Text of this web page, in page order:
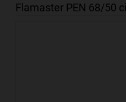
Flamaster PEN 68/50